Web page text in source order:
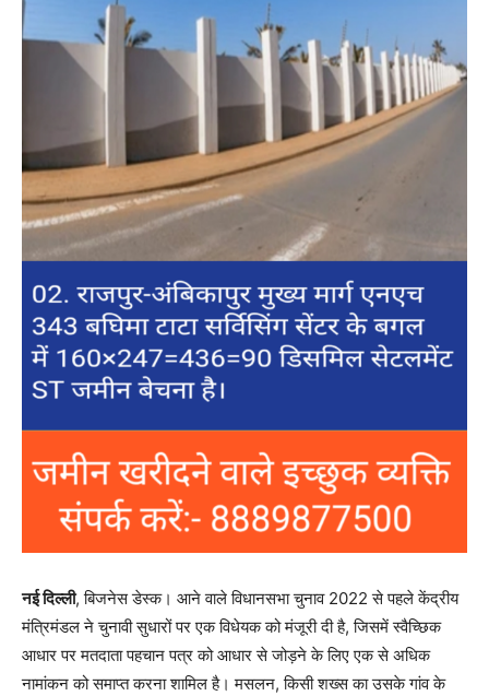
नई दिल्ली, बिजनेस डेस्क। आने वाले विधानसभा चुनाव 2022 से पहले केंद्रीय
मंत्रिमंडल ने चुनावी सुधारों पर एक विधेयक को मंजूरी दी है, जिसमें स्वैच्छिक
आधार पर मतदाता पहचान पत्र को आधार से जोड़ने के लिए एक से अधिक
नामांकन को समाप्त करना शामिल है। मसलन, किसी शख्स का उसके गांव के